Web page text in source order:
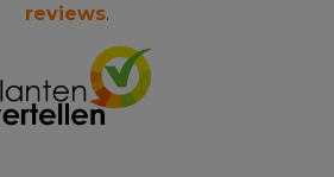
reviews.